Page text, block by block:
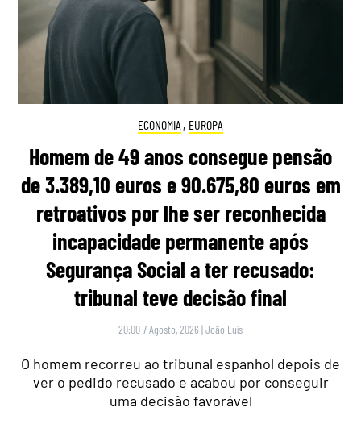
ECONOMIA , EUROPA
Homem de 49 anos consegue pensão
de 3.389,10 euros e 90.675,80 euros em
retroativos por lhe ser reconhecida
incapacidade permanente após
Segurança Social a ter recusado:
tribunal teve decisão final
20:00 7 Agosto, 2026 |João Luís
O homem recorreu ao tribunal espanhol depois de
ver o pedido recusado e acabou por conseguir
uma decisão favorável